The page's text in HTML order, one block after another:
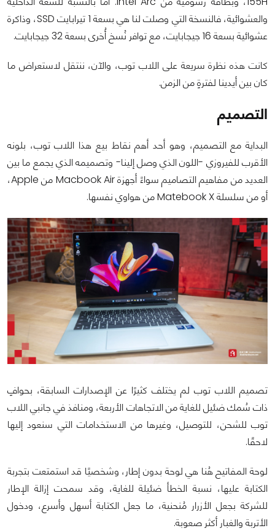
والعشوائية، فالنسخة التي وصلت لنا هي بسعة 1 تيرابايت SSD، وذاكرة
عشوائية بسعة 16 جيجابايت، مع توافر نُسخ أُخرى بسعة 32 جيجابايت.
كانت هذه نظرة سريعة على اللاب توب، والآن، ننتقل لاستعراض ما
كان بين أيدينا لفترةٍ من الزمن.
التصميم
البداية مع التصميم، وهو أحد أهم نقاط بيع هذا اللاب توب، بلونه
الأقرب للفيروزي -اللون الذي وصل إلينا- وتصميمه الذي يجمع ما بين
العديد من مفاهيم التصاميم سواءً أجهزة Macbook Air من Apple،
أو من سلسلة Matebook X من هواوي نفسها.
تصميم اللاب توب لم يختلف كثيرًا عن الإصدارات السابقة، بحوافٍ
ذات سُمك ضئيل للغاية من الاتجاهات الأربعة، ومنافذ في جانبي اللاب
توب للشحن، للتوصيل، وغيرها من الاستخدامات التي سنعود إليها
لاحقًا.
لوحة المفاتيح هُنا هي لوحة بدون إطار، وشخصيًا قد استمتعت بتجربة
الكتابة عليها، نسبة الخطأ ضئيلة للغاية، وقد سمحت إزالة الإطار
للشركة بجعل الأزرار مُنحنية، ما جعل الكتابة أسهل وأسرع، ودخول
الأتربة والغبار أكثر صعوبة.